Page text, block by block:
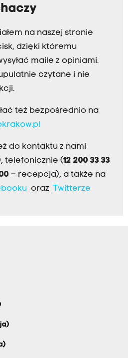
na naszej stronie
dzięki któremu
maile z opiniami.
czytane i nie
też bezpośrednio na
do kontaktu z nami
, telefonicznie (12 200 33 33
– recepcja), a także na
oraz Twitterze